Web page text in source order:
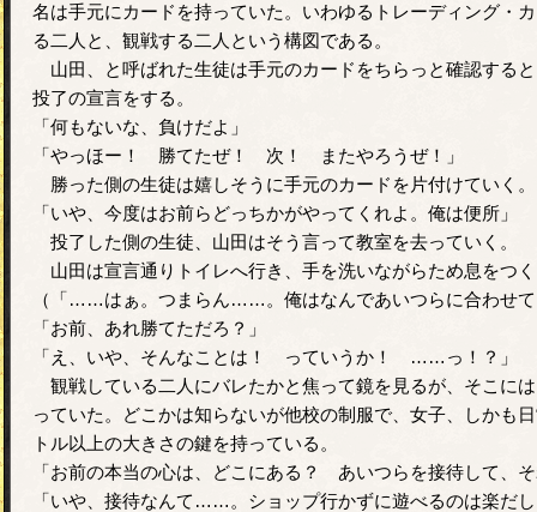
名は手元にカードを持っていた。いわゆるトレーディング・
る二人と、観戦する二人という構図である。
山田、と呼ばれた生徒は手元のカードをちらっと確認する
投了の宣言をする。
「何もないな、負けだよ」
「やっほー！ 勝てたぜ！ 次！ またやろうぜ！」
勝った側の生徒は嬉しそうに手元のカードを片付けていく。
「いや、今度はお前らどっちかがやってくれよ。俺は便所」
投了した側の生徒、山田はそう言って教室を去っていく。
山田は宣言通りトイレへ行き、手を洗いながらため息をつ
（「……はぁ。つまらん……。俺はなんであいつらに合わせ
「お前、あれ勝てただろ？」
「え、いや、そんなことは！ っていうか！ ……っ！？」
観戦している二人にバレたかと焦って鏡を見るが、そこに
っていた。どこかは知らないが他校の制服で、女子、しかも
トル以上の大きさの鍵を持っている。
「お前の本当の心は、どこにある？ あいつらを接待して、
「いや、接待なんて……。ショップ行かずに遊べるのは楽だ